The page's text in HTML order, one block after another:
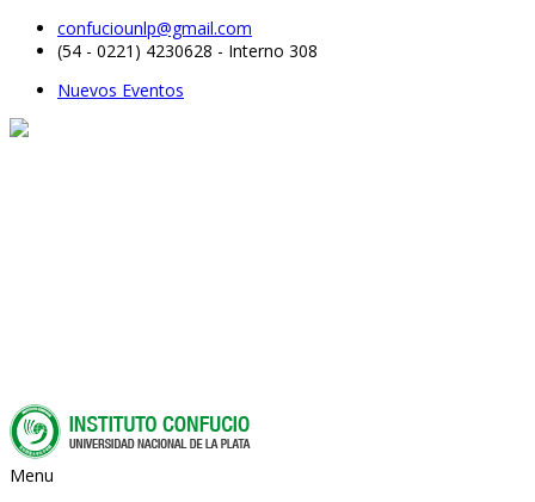
confuciounlp@gmail.com
(54 - 0221) 4230628 - Interno 308
Nuevos Eventos
Menu